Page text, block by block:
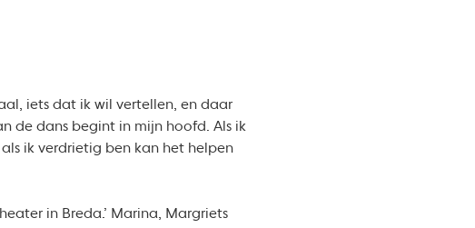
iets dat ik wil vertellen, en daar
de dans begint in mijn hoofd. Als ik
ik verdrietig ben kan het helpen
in Breda.’ Marina, Margriets